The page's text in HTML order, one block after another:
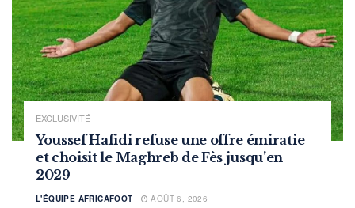
EXCLUSIVITÉ
Youssef Hafidi refuse une offre émiratie
et choisit le Maghreb de Fès jusqu’en
2029
L'ÉQUIPE AFRICAFOOT AOÛT 6, 2026